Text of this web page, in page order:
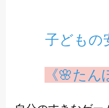
子どもの
《🌸たん